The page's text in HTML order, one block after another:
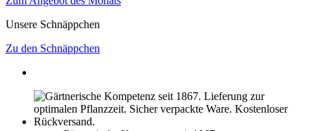
NEU
Tulpe-Narzissen Sunshine Mixtu ...
Gefüllte Narzisse Candy Prince ...
Unsere Schnäppchen
Sternkugel-Lauch
Zu den Schnäppchen